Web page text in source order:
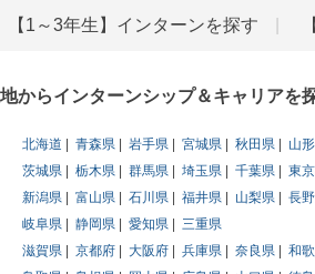
【1～3年生】インターンを探す
からインターンシップ＆キャリアを
北海道 青森県 岩手県 宮城県 秋田県 山
茨城県 栃木県 群馬県 埼玉県 千葉県 東
新潟県 富山県 石川県 福井県 山梨県
長
岐阜県 静岡県 愛知県
三重県
滋賀県 京都府 大阪府 兵庫県 奈良県
和